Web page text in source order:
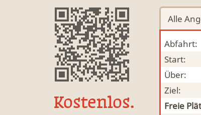
Kostenlos.
Alle
Abfahrt:
Start:
Über:
Ziel:
Freie